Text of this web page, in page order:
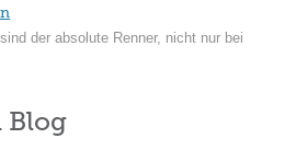
der absolute Renner, nicht nur bei
Blog